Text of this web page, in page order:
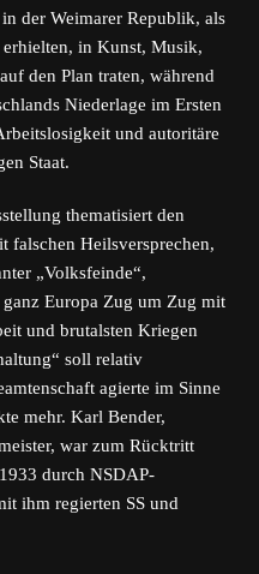
der Weimarer Republik, als
in Kunst, Musik,
den Plan traten, während
Niederlage im Ersten
und autoritäre
Staat.
thematisiert den
falschen Heilsversprechen,
„Volksfeinde“,
Europa Zug um Zug mit
und brutalsten Kriegen
soll relativ
agierte im Sinne
mehr. Karl Bender,
war zum Rücktritt
durch NSDAP-
ihm regierten SS und